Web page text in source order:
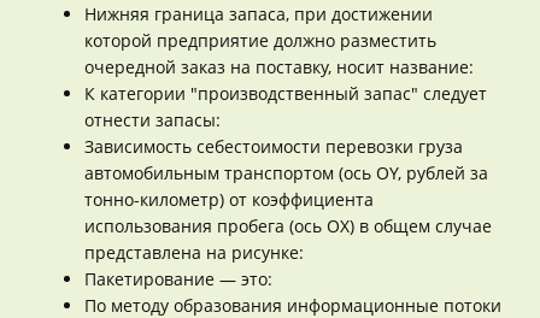
Нижняя граница запаса, при достижении
которой предприятие должно разместить
очередной заказ на поставку, носит название:
К категории "производственный запас" следует
отнести запасы:
Зависимость себестоимости перевозки груза
автомобильным транспортом (ось OY, рублей за
тонно-километр) от коэффициента
использования пробега (ось ОХ) в общем случае
представлена на рисунке:
Пакетирование — это:
По методу образования информационные потоки